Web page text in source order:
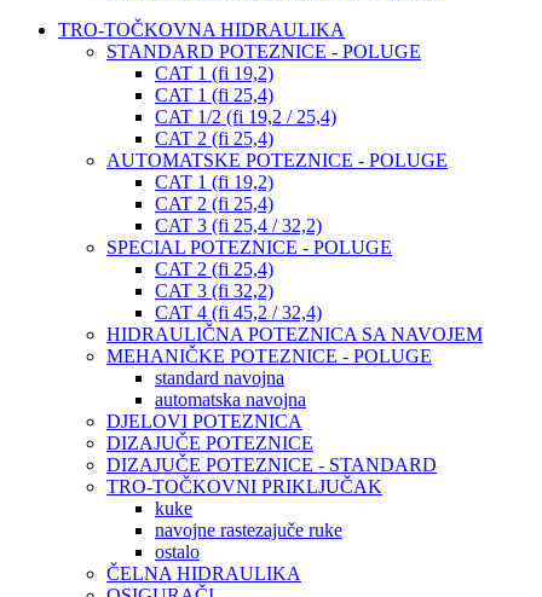
TRO-TOČKOVNA HIDRAULIKA
STANDARD POTEZNICE - POLUGE
CAT 1 (fi 19,2)
CAT 1 (fi 25,4)
CAT 1/2 (fi 19,2 / 25,4)
CAT 2 (fi 25,4)
AUTOMATSKE POTEZNICE - POLUGE
CAT 1 (fi 19,2)
CAT 2 (fi 25,4)
CAT 3 (fi 25,4 / 32,2)
SPECIAL POTEZNICE - POLUGE
CAT 2 (fi 25,4)
CAT 3 (fi 32,2)
CAT 4 (fi 45,2 / 32,4)
HIDRAULIČNA POTEZNICA SA NAVOJEM
MEHANIČKE POTEZNICE - POLUGE
standard navojna
automatska navojna
DJELOVI POTEZNICA
DIZAJUČE POTEZNICE
DIZAJUČE POTEZNICE - STANDARD
TRO-TOČKOVNI PRIKLJUČAK
kuke
navojne rastezajuče ruke
ostalo
ČELNA HIDRAULIKA